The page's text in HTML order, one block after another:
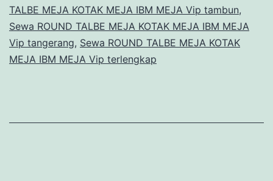
TALBE MEJA KOTAK MEJA IBM MEJA Vip tambun,
Sewa ROUND TALBE MEJA KOTAK MEJA IBM MEJA
Vip tangerang, Sewa ROUND TALBE MEJA KOTAK
MEJA IBM MEJA Vip terlengkap